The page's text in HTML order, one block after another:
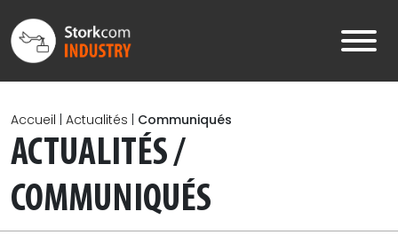
Accueil Actualités Communiqués
ACTUALITÉS /
COMMUNIQUÉS